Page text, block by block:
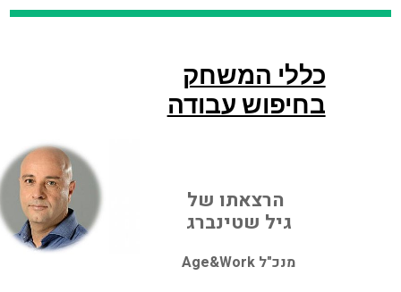
כללי המשחק
בחיפוש עבודה
הרצאתו של
גיל שטינברג
מנכ"ל Age&Work